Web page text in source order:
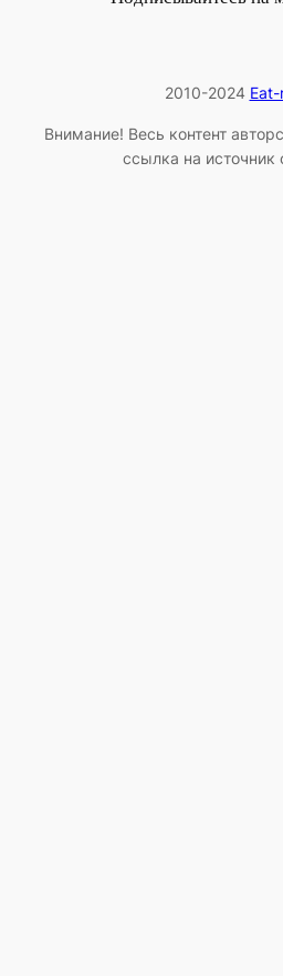
2010-2024
Внимание! Весь контент
ссылка на источник